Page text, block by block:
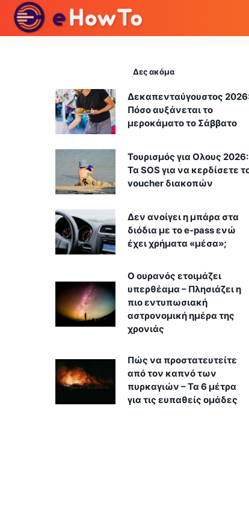
Δες ακόμα
Δεκαπενταύγουστος
Πόσο αυξάνεται το
μεροκάματο το Σάββατο
Τουρισμός για Ολους 2026:
Τα SOS για να κερδίσετε
voucher διακοπών
Δεν ανοίγει η μπάρα στα
διόδια με το e-pass ενώ
έχει χρήματα «μέσα»;
Ο ουρανός ετοιμάζει
υπερθέαμα – Πλησιάζει η
πιο εντυπωσιακή
αστρονομική ημέρα της
χρονιάς
Πώς να προστατευτείτε
από τον καπνό των
πυρκαγιών – Τα 6 μέτρα
για τις ευπαθείς ομάδες